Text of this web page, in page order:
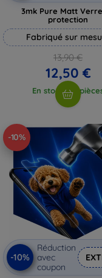
3mk Pure Matt
protection
Fabriqué sur
13,90 €
12,50 €
En stock > 5
-10%
-10%
Réduction
avec
coupon